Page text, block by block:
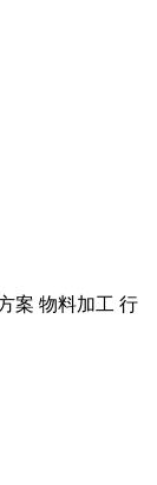
案 物料加工 行